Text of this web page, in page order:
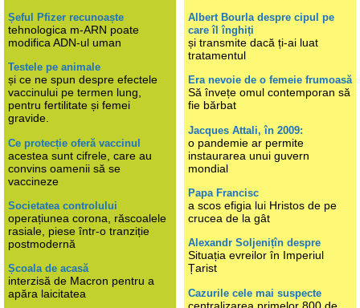
Șeful Pfizer recunoaște
tehnologica m-ARN poate
modifica ADN-ul uman
Testele pe animale
și ce ne spun despre efectele
vaccinului pe termen lung,
pentru fertilitate și femei
gravide.
Ce protecție oferă vaccinul
acestea sunt cifrele, care au
convins oamenii să se
vaccineze
Societatea controlului
operațiunea corona, răscoalele
rasiale, piese într-o tranziție
postmodernă
Școala de acasă
interzisă de Macron pentru a
apăra laicitatea
Albert Bourla despre cipul pe
care îl înghiți
și transmite dacă ți-ai luat
tratamentul
Era nevoie de o femeie frumoasă
Să învețe omul contemporan să
fie bărbat
Jacques Attali, în 2009:
o pandemie ar permite
instaurarea unui guvern
mondial
Papa Francisc
a scos efigia lui Hristos de pe
crucea de la gât
Alexandr Soljenițîn despre
Situația evreilor în Imperiul
Țarist
Cazurile cele mai suspecte
centralizarea primelor 800 de